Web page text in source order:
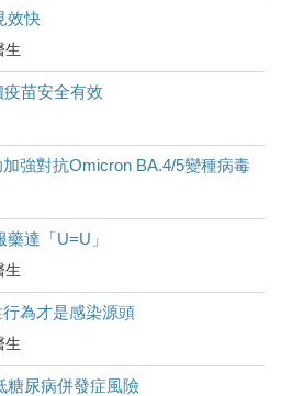
效快
生
苗安全有效
強對抗Omicron BA.4/5變種病毒
達「U=U」
生
為才是感染源頭
生
糖尿病併發症風險